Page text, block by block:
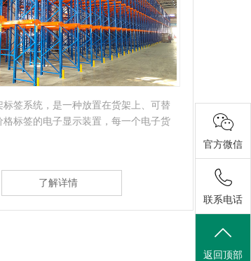
架：是一种不以通道分割，连续性的整
通式货架采用托盘存取模式、适用于存
了解详情
配置
轨道
官方微信
联系电话
返回顶部